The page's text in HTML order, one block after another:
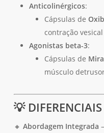
Anticolinérgicos:
Cápsulas de
contração
Agonistas beta-3:
Cápsulas de
músculo
💡
🔸 Abordagem Integrada